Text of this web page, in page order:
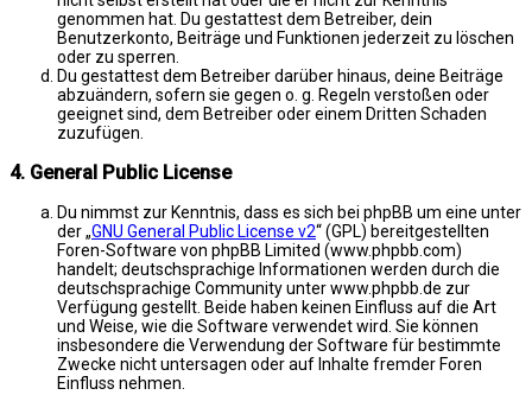
genommen hat. Du gestattest dem Betreiber, dein
Benutzerkonto, Beiträge und Funktionen jederzeit zu löschen
oder zu sperren.
Du gestattest dem Betreiber darüber hinaus, deine Beiträge
abzuändern, sofern sie gegen o. g. Regeln verstoßen oder
geeignet sind, dem Betreiber oder einem Dritten Schaden
zuzufügen.
4. General Public License
Du nimmst zur Kenntnis, dass es sich bei phpBB um eine unter
der „GNU General Public License v2“ (GPL) bereitgestellten
Foren-Software von phpBB Limited (www.phpbb.com)
handelt; deutschsprachige Informationen werden durch die
deutschsprachige Community unter www.phpbb.de zur
Verfügung gestellt. Beide haben keinen Einfluss auf die Art
und Weise, wie die Software verwendet wird. Sie können
insbesondere die Verwendung der Software für bestimmte
Zwecke nicht untersagen oder auf Inhalte fremder Foren
Einfluss nehmen.